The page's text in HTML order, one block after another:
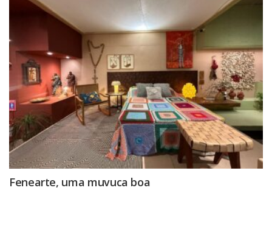
Fenearte, uma muvuca boa